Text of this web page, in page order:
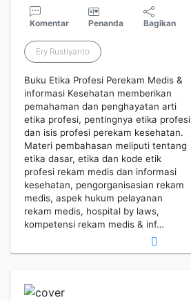
Komentar Penanda Bagikan
Ery Rustiyanto
Buku Etika Profesi Perekam Medis &
informasi Kesehatan memberikan
pemahaman dan penghayatan arti
etika profesi, pentingnya etika profesi
dan isis profesi perekam kesehatan.
Materi pembahasan meliputi tentang
etika dasar, etika dan kode etik
profesi rekam medis dan informasi
kesehatan, pengorganisasian rekam
medis, aspek hukum pelayanan
rekam medis, hospital by laws,
kompetensi rekam medis & inf…